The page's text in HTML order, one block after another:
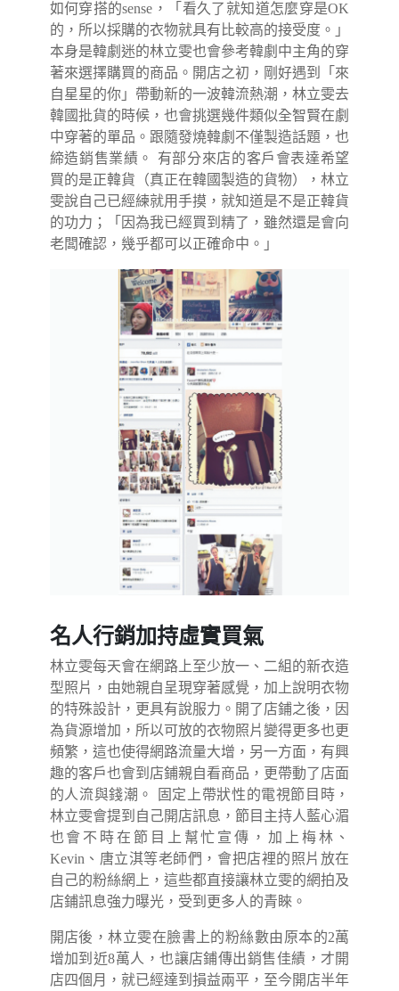
如何穿搭的sense，「看久了就知道怎麼穿是OK
的，所以採購的衣物就具有比較高的接受度。」
本身是韓劇迷的林立雯也會參考韓劇中主角的穿
著來選擇購買的商品。開店之初，剛好遇到「來
自星星的你」帶動新的一波韓流熱潮，林立雯去
韓國批貨的時候，也會挑選幾件類似全智賢在劇
中穿著的單品。跟隨發燒韓劇不僅製造話題，也
締造銷售業績。 有部分來店的客戶會表達希望
買的是正韓貨（真正在韓國製造的貨物），林立
雯說自己已經練就用手摸，就知道是不是正韓貨
的功力；「因為我已經買到精了，雖然還是會向
老闆確認，幾乎都可以正確命中。」
名人行銷加持虛實買氣
林立雯每天會在網路上至少放一、二組的新衣造
型照片，由她親自呈現穿著感覺，加上說明衣物
的特殊設計，更具有說服力。開了店鋪之後，因
為貨源增加，所以可放的衣物照片變得更多也更
頻繁，這也使得網路流量大增，另一方面，有興
趣的客戶也會到店鋪親自看商品，更帶動了店面
的人流與錢潮。 固定上帶狀性的電視節目時，
林立雯會提到自己開店訊息，節目主持人藍心湄
也會不時在節目上幫忙宣傳，加上梅林、
Kevin、唐立淇等老師們，會把店裡的照片放在
自己的粉絲網上，這些都直接讓林立雯的網拍及
店鋪訊息強力曝光，受到更多人的青睞。
開店後，林立雯在臉書上的粉絲數由原本的2萬
增加到近8萬人，也讓店鋪傳出銷售佳績，才開
店四個月，就已經達到損益兩平，至今開店半年